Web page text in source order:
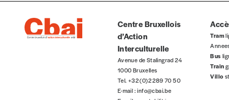
Centre Bruxellois
d’Action
Interculturelle
Avenue de Stalingrad 24
1000 Bruxelles
Tel. +32 (0)2 289 70 50
E-mail :info@cbai.be
Tram
Bus
Train
Villo